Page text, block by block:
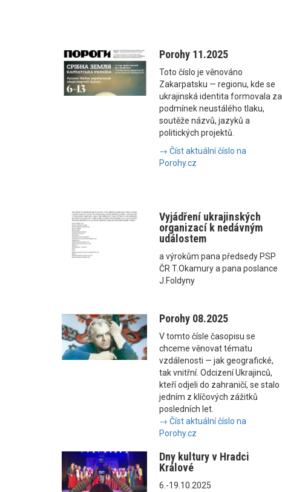
Porohy 11.2025
Toto číslo je věnováno
Zakarpatsku — regionu, kde se
ukrajinská identita formovala za
podmínek neustálého tlaku,
soutěže názvů, jazyků a
politických projektů.
→ Číst aktuální číslo na
Porohy.cz
Vyjádření ukrajinských
organizací k nedávným
událostem
a výrokům pana předsedy PSP
ČR T.Okamury a pana poslance
J.Foldyny
Porohy 08.2025
V tomto čísle časopisu se
chceme věnovat tématu
vzdálenosti — jak geografické,
tak vnitřní. Odcizení Ukrajinců,
kteří odjeli do zahraničí, se stalo
jedním z klíčových zážitků
posledních let.
→ Číst aktuální číslo na
Porohy.cz
Dny kultury v Hradci
Králové
6.-19.10.2025